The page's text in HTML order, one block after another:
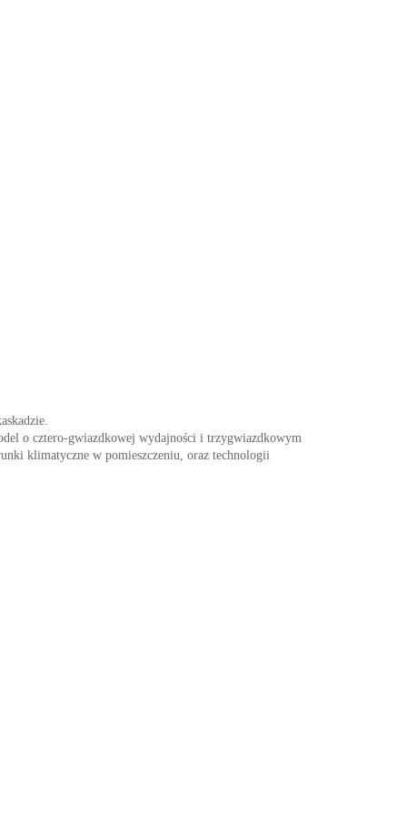
o cztero-gwiazdkowej wydajności i trzygwiazdkowym
klimatyczne w pomieszczeniu, oraz technologii